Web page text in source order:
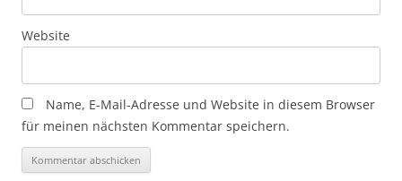
Website
Name, E-Mail-Adresse und Website in diesem Browser
für meinen nächsten Kommentar speichern.